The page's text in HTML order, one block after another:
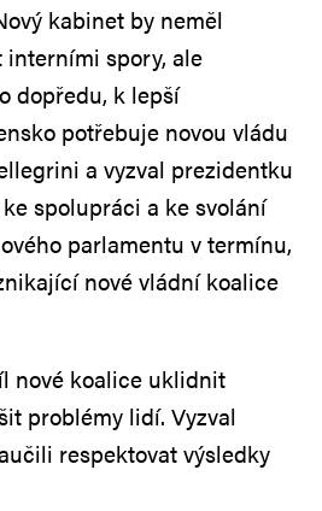
kabinet by neměl
interními spory, ale
dopředu, k lepší
potřebuje novou vládu
a vyzval prezidentku
spolupráci a ke svolání
parlamentu v termínu,
nové vládní koalice
nové koalice uklidnit
problémy lidí. Vyzval
respektovat výsledky